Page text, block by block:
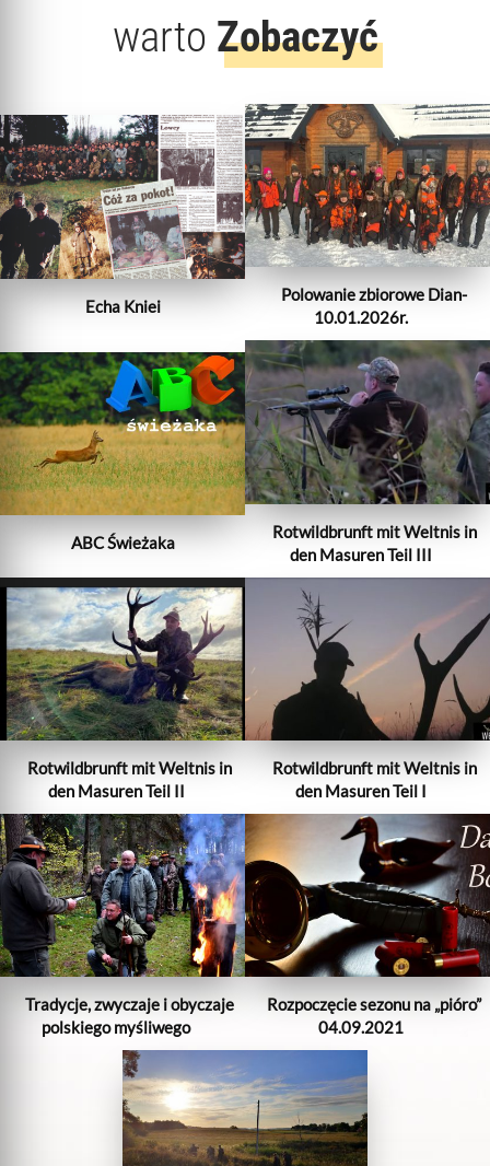
warto Zobaczyć
Echa Kniei
Polowanie zbiorowe Dian-
10.01.2026r.
ABC Świeżaka
Rotwildbrunft mit Weltnis in
den Masuren Teil III
Rotwildbrunft mit Weltnis in
den Masuren Teil II
Rotwildbrunft mit Weltnis in
den Masuren Teil I
Tradycje, zwyczaje i obyczaje
polskiego myśliwego
Rozpoczęcie sezonu na „pióro”
04.09.2021